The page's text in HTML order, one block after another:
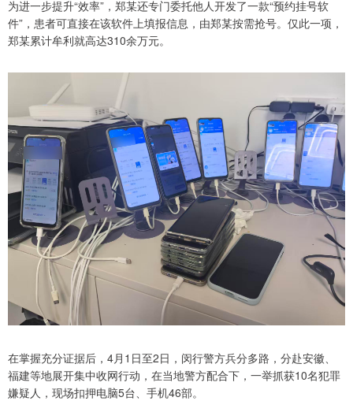
为进一步提升“效率”，郑某还专门委托他人开发了一款“预约挂号软
件”，患者可直接在该软件上填报信息，由郑某按需抢号。仅此一项，
郑某累计牟利就高达310余万元。
在掌握充分证据后，4月1日至2日，闵行警方兵分多路，分赴安徽、
福建等地展开集中收网行动，在当地警方配合下，一举抓获10名犯罪
嫌疑人，现场扣押电脑5台、手机46部。